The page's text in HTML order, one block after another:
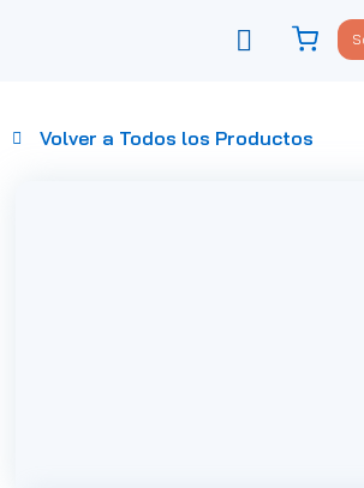
Volver a Todos los Productos